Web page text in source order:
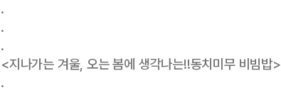
.
.
.
<지나가는 겨울, 오는 봄에 생각나는!!동치미무 비빔밥>
.